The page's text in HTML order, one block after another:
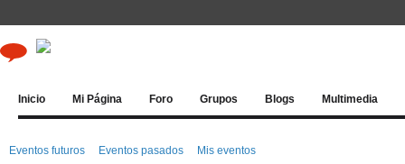
Inicio Mi Página Foro Grupos Blogs Multimedia
Eventos futuros Eventos pasados Mis eventos